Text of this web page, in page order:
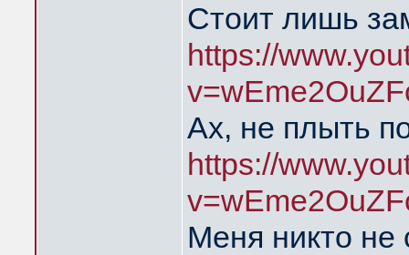
Стоит лишь
https://
Ах, не плыть
https://
Меня никто